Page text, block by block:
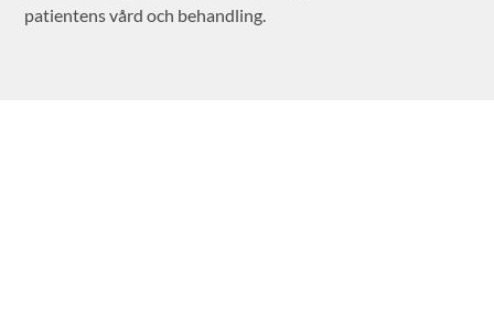
patientens vård och behandling.